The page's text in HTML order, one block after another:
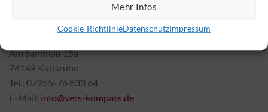
Mehr Infos
Cookie-RichtlinieDatenschutzImpressum
Am Sandfeld 15a
76149 Karlsruhe
Tel.: 07255-76 833 64
E-Mail: info@vers-kompass.de